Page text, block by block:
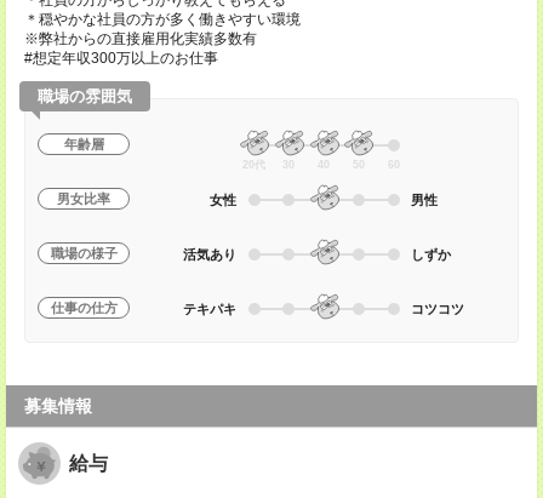
＊穏やかな社員の方が多く働きやすい環境
※弊社からの直接雇用化実績多数有
#想定年収300万以上のお仕事
職場の雰囲気
年齢層
20代 30 40 50 60
男女比率 女性 男性
職場の様子 活気あり しずか
仕事の仕方 テキパキ コツコツ
募集情報
給与